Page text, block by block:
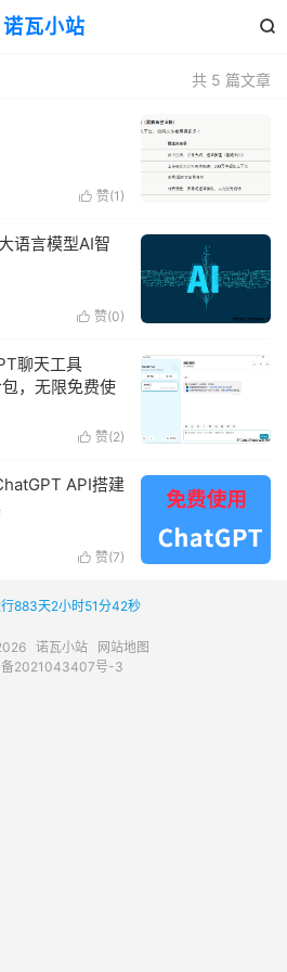
诺瓦小站 
共 5 篇文章
 赞(1 )
语言模型AI智
 赞(0)
聊天工具
，无限免费使
 赞(2)
API搭建
 赞(7)
行883天2小时51分42秒
诺瓦小站
网站地图
备2021043407号-3